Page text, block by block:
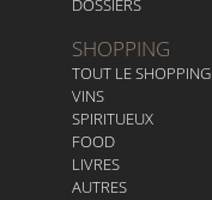
DOSSIERS
SHOPPING
TOUT LE SHOPPING
VINS
SPIRITUEUX
FOOD
LIVRES
AUTRES